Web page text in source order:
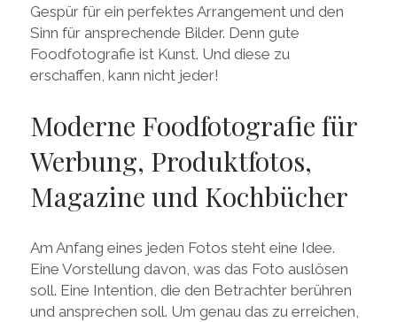
Gespür für ein perfektes Arrangement und den
Sinn für ansprechende Bilder. Denn gute
Foodfotografie ist Kunst. Und diese zu
erschaffen, kann nicht jeder!
Moderne Foodfotografie für
Werbung, Produktfotos,
Magazine und Kochbücher
Am Anfang eines jeden Fotos steht eine Idee.
Eine Vorstellung davon, was das Foto auslösen
soll. Eine Intention, die den Betrachter berühren
und ansprechen soll. Um genau das zu erreichen,